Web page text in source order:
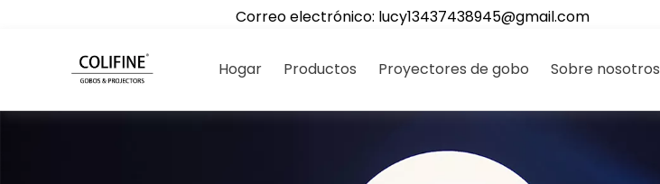
Correo electrónico: lucy13437438945@gmail.com
Hogar Productos Proyectores de gobo Sobre nosotros